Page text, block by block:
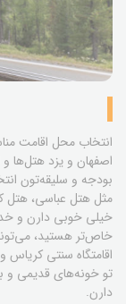
انتخاب محل اقامت
اصفهان و یزد هتل‌ها و
بودجه و سلیقه‌تون
مثل هتل عباسی، هتل
خیلی خوبی دارن و
خاص‌تر هستید،
اقامتگاه سنتی کریاس
تو خونه‌های قدیمی
دارن.